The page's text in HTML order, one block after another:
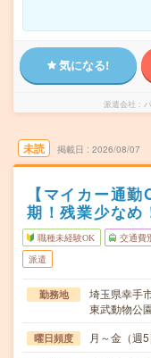
気になる!
派遣会社
未読 掲載日 2026/08/07
【マイカー通
期！残業少なめ
職種未経験OK 交通費
派遣
勤務地
埼玉県幸手
東武動物公
曜日頻度 月～金（週